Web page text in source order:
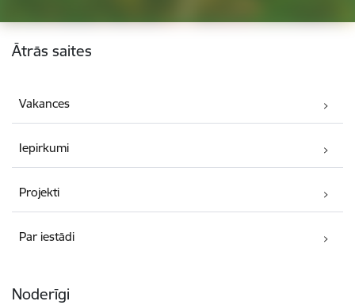
Kājene
Ātrās saites
Vakances
Iepirkumi
Projekti
Par iestādi
Noderīgi